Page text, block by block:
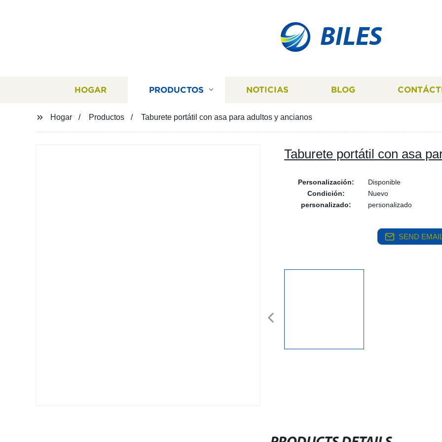
BILES
HOGAR PRODUCTOS NOTICIAS BLOG
Hogar Productos Taburete portátil con asa para adultos y ancianos
Taburete portátil con asa
Personalización:
Disponible
Condición:
Nuevo
personalizado:
personalizado
SEND